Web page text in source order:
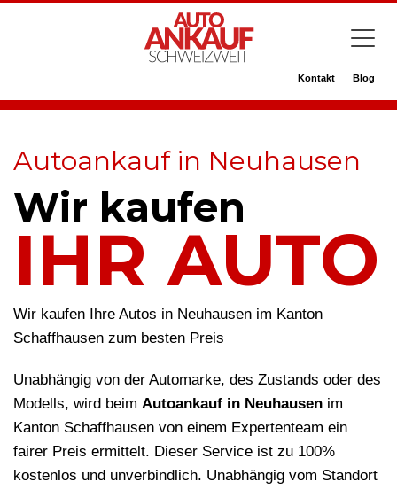
Kontakt Blog
Autoankauf in Neuhausen
Wir kaufen
IHR AUTO
Wir kaufen Ihre Autos in Neuhausen im Kanton
Schaffhausen zum besten Preis
Unabhängig von der Automarke, des Zustands oder des
Modells, wird beim Autoankauf in Neuhausen im
Kanton Schaffhausen von einem Expertenteam ein
fairer Preis ermittelt. Dieser Service ist zu 100%
kostenlos und unverbindlich. Unabhängig vom Standort